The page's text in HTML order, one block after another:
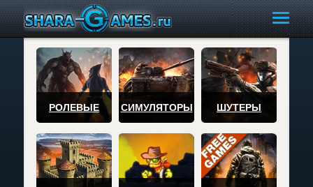
РОЛЕВЫЕ СИМУЛЯТОРЫ ШУТЕРЫ